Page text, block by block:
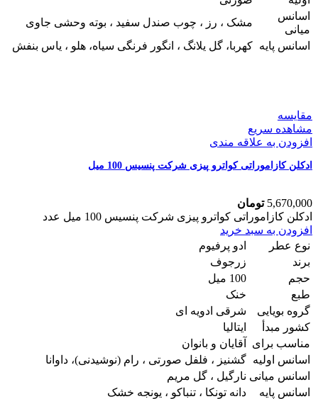
اسانس
میانی
مشک ، رز ، چوب صندل سفید ، بوته وحشی جاوی
اسانس پایه کهربا، گل یلانگ ، انگور فرنگی سیاه، هلو ، یاس بنفش
مقایسه
مشاهده سریع
افزودن به علاقه مندی
ادکلن کازاموراتی کواترو پیزی شرکت پنسیس 100 میل
5,670,000 تومان
ادکلن کازاموراتی کواترو پیزی شرکت پنسیس 100 میل عدد
افزودن به سبد خرید
نوع عطر
ادو پرفیوم
برند
زرجوف
حجم
100 میل
طبع
خنک
گروه بویایی
شرقی ادویه ای
کشور مبدأ
ایتالیا
مناسب برای
آقایان و بانوان
اسانس اولیه گشنیز ، فلفل صورتی ، رام (نوشیدنی)، داوانا
اسانس میانی نارگیل ، گل مریم
اسانس پایه
دانه تونکا ، تنباکو ، یونجه خشک